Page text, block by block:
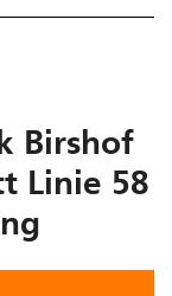
Birshof
Linie 58